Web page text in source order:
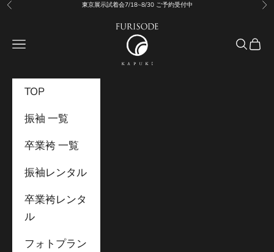
コンテンツへスキップ
前へ 東京展示試着会7/18~8/30 ご予約受付中 次
振袖KAPUKI
メニュー
検索カー
TOP
振袖 一覧
卒業袴 一覧
振袖レンタル
卒業袴レンタ
ル
フォトプラン